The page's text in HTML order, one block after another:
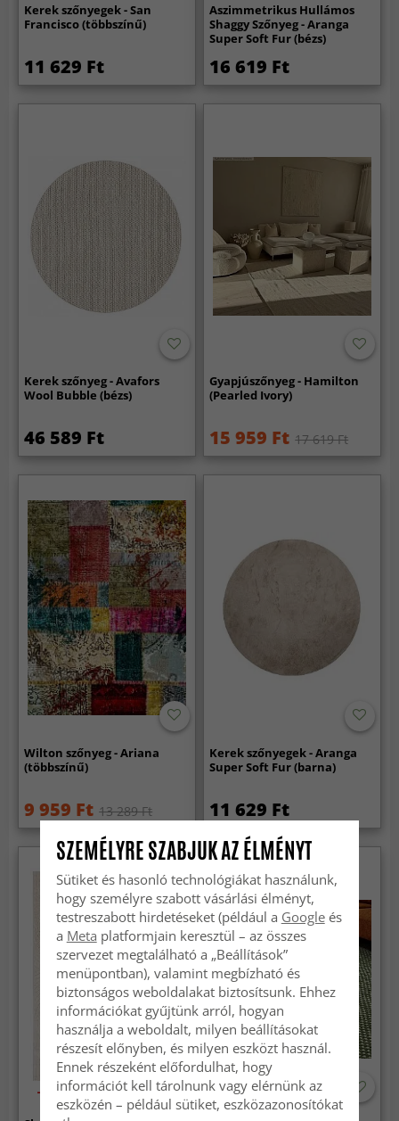
Kerek szőnyegek - San
Francisco (többszínű)
11 629 Ft
Aszimmetrikus Hullámos
Shaggy Szőnyeg - Aranga
Super Soft Fur (bézs)
16 619 Ft
Kerek szőnyeg - Avafors
Wool Bubble (bézs)
46 589 Ft
Gyapjúszőnyeg - Hamilton
(Pearled Ivory)
15 959 Ft 17 619 Ft
Wilton szőnyeg - Ariana
(többszínű)
9 959 Ft 13 289 Ft
Kerek szőnyegek - Aranga
Super Soft Fur (barna)
11 629 Ft
-30%
SZEMÉLYRE SZABJUK AZ ÉLMÉNYT
Sütiket és hasonló technológiákat használunk,
hogy személyre szabott vásárlási élményt,
testreszabott hirdetéseket (például a Googleés
a Meta platformjain keresztül – az összes
szervezet megtalálható a „Beállítások”
menüpontban), valamint megbízható és
biztonságos weboldalakat biztosítsunk. Ehhez
információkat gyűjtünk arról, hogyan
használja a weboldalt, milyen beállításokat
részesít előnyben, és milyen eszközt használ.
Ennek részeként előfordulhat, hogy
információt kell tárolnunk vagy elérnünk az
eszközén – például sütiket, eszközazonosítókat